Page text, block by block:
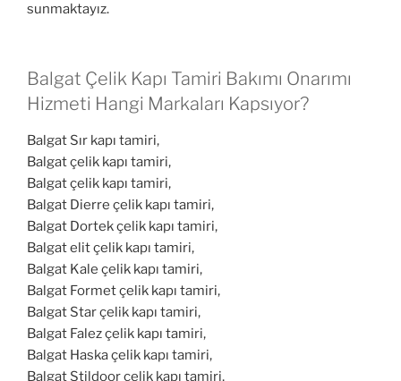
sunmaktayız.
Balgat Çelik Kapı Tamiri Bakımı Onarımı
Hizmeti Hangi Markaları Kapsıyor?
Balgat Sır kapı tamiri,
Balgat çelik kapı tamiri,
Balgat çelik kapı tamiri,
Balgat Dierre çelik kapı tamiri,
Balgat Dortek çelik kapı tamiri,
Balgat elit çelik kapı tamiri,
Balgat Kale çelik kapı tamiri,
Balgat Formet çelik kapı tamiri,
Balgat Star çelik kapı tamiri,
Balgat Falez çelik kapı tamiri,
Balgat Haska çelik kapı tamiri,
Balgat Stildoor çelik kapı tamiri,